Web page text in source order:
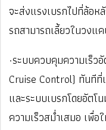
จะส่งแรงเบรกไปที่ล้อห
รถสามารถเลี้ยวในวงแ
·ระบบควบคุมความเร็
Cruise Control) ทันทีที่
และระบบเบรกโดยอัตโ
ความเร็วสม่ำเสมอ เพื่